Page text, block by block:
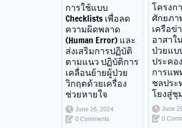
การใช้แบบ
Checklists เพื่อลด
ความผิดพลาด
(Human Error) และ
ส่งเสริมการปฏิบัติ
ตามแนว ปฏิบัติการ
เคลื่อนย้ายผู้ป่วย
วิกฤตด้วยเครื่อง
ช่วยหายใจ
June 26, 2024
0 Comments
โครงก
ศักยภา
เครือข่
อาสาใ
ป่วยแบ
ประคอ
การแพ
ชลประ
โยงสู่ชุ
June
0